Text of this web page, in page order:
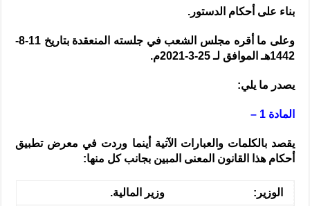
بناء على أحكام الدستور.
وعلى ما أقره
مجلس الشعب في جلسته المنعقدة بتاريخ 11-8-
1442هـ الموافق لـ 25-3-2021م
.
يصدر ما يلي:
المادة 1 –
يقصد بالكلمات والعبارات الآتية أينما وردت في معرض تطبيق
أحكام هذا القانون المعنى المبين بجانب كل منها:
الوزير : وزير المالية.